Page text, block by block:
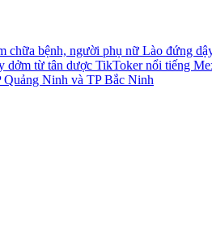
chữa bệnh, người phụ nữ Lào đứng
dởm từ tân dược TikToker nổi tiếng
Quảng Ninh và TP Bắc Ninh